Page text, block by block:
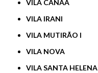
VILA CANAÃ
VILA IRANI
VILA MUTIRÃO I
VILA NOVA
VILA SANTA HELENA